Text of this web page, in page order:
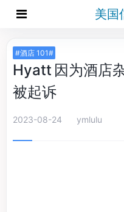
美国
#酒店 101#
Hyatt 因为酒店
被起诉
2023-08-24 ymlulu